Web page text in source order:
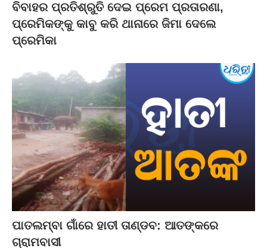
ବିବାହର ପ୍ରତିଶ୍ରୁତି ଦେଇ ପ୍ରେମ ପ୍ରତାରଣା,
ପ୍ରେମିକଙ୍କୁ କାବୁ କରି ଥାନାରେ ଜିମା ଦେଲେ
ପ୍ରେମିକା
ପାତଲମ୍ବା ଗାଁରେ ହାତୀ ତାଣ୍ଡବ: ଆତଙ୍କରେ
ଗ୍ରାମବାସୀ